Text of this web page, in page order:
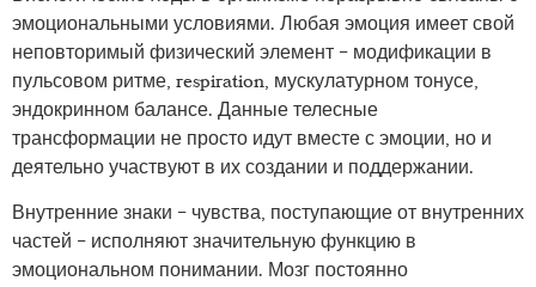
эмоциональными условиями. Любая эмоция имеет свой
неповторимый физический элемент – модификации в
пульсовом ритме, respiration, мускулатурном тонусе,
эндокринном балансе. Данные телесные
трансформации не просто идут вместе с эмоции, но и
деятельно участвуют в их создании и поддержании.
Внутренние знаки – чувства, поступающие от внутренних
частей – исполняют значительную функцию в
эмоциональном понимании. Мозг постоянно